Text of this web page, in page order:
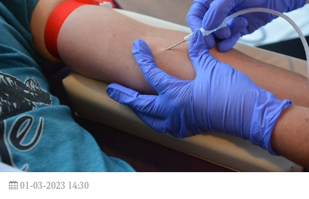
01-03-2023 14:30